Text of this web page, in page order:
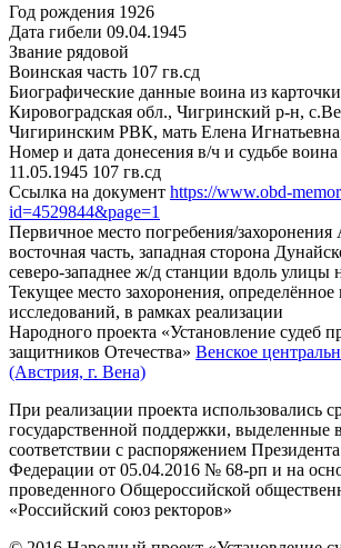
Год рождения 1926
Дата гибели 09.04.1945
Звание рядовой
Воинская часть 107 гв.сд
Биографические данные воина из
Кировоградская обл., Чигринский р-н,
Чигиринским РВК, мать Елена
Номер и дата донесения в/ч и судьбе воина
11.05.1945 107 гв.сд
Ссылка на документ https://www.obd-
id=4529844&page=1
Первичное место погребения/захоронения
восточная часть, западная сторона
северо-западнее ж/д станции вдоль улицы
Текущее место захоронения, определённое
исследований, в рамках реализации
Народного проекта «Установление судеб
защитников Отечества» Венское
(Австрия, г. Вена)
При реализации проекта использовались
государственной поддержки, выделенные в
соответствии с распоряжением
Федерации от 05.04.2016 № 68-рп и на
проведенного Общероссийской
«Российский союз ректоров»